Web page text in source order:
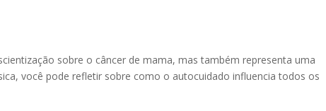
sobre o câncer de mama, mas também representa uma
você pode refletir sobre como o autocuidado influencia todos os